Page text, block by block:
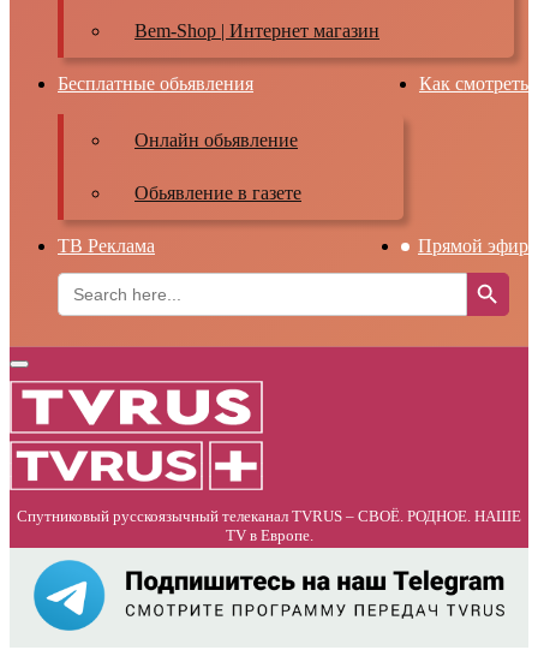
Bem-Shop | Интернет магазин
Бесплатные обьявления
Онлайн обьявление
Обьявление в газете
Как смотреть
ТВ Реклама
Прямой эфир
Search
for:
Search Button
Primary
Menu
Спутниковый русскоязычный телеканал TVRUS – СВОЁ. РОДНОЕ. НАШЕ
TV в Европе.